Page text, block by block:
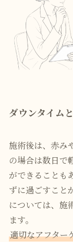
ダウンタイム
施術後は、赤み
の場合は数日で
ができることも
ずに過ごすこと
については、施
ます。
適切なアフター